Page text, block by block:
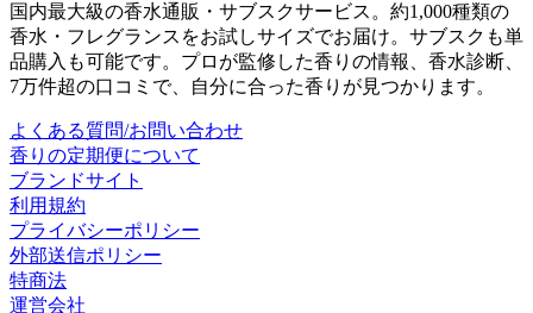
国内最大級の香水通販・サブスクサービス。約1,000種類の
香水・フレグランスをお試しサイズでお届け。サブスクも単
品購入も可能です。プロが監修した香りの情報、香水診断、
7万件超の口コミで、自分に合った香りが見つかります。
よくある質問/お問い合わせ
香りの定期便について
ブランドサイト
利用規約
プライバシーポリシー
外部送信ポリシー
特商法
運営会社